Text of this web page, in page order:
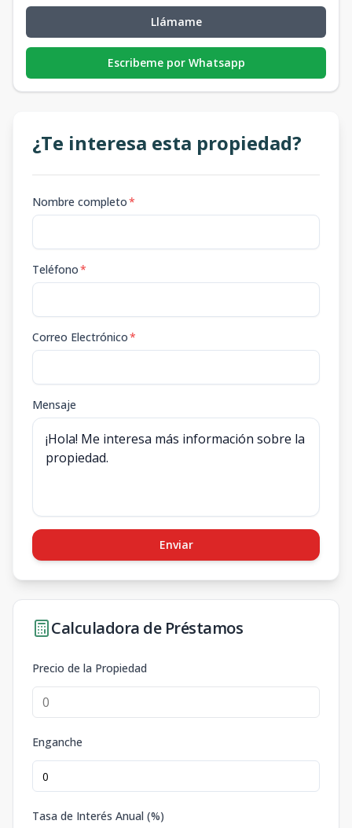
Llámame
Escribeme por Whatsapp
¿Te interesa esta propiedad?
Nombre completo*
Teléfono*
Correo Electrónico*
Mensaje
Enviar
Calculadora de Préstamos
Precio de la Propiedad
Enganche
Tasa de Interés Anual (%)